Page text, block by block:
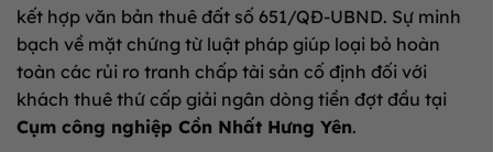
kết hợp văn bản thuê đất số 651/QĐ-UBND. Sự minh
bạch về mặt chứng từ luật pháp giúp loại bỏ hoàn
toàn các rủi ro tranh chấp tài sản cố định đối với
khách thuê thứ cấp giải ngân dòng tiền đợt đầu tại
Cụm công nghiệp Cồn Nhất Hưng Yên.